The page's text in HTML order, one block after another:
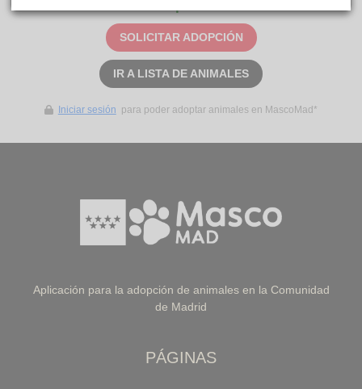
SOLICITAR ADOPCIÓN
IR A LISTA DE ANIMALES
Iniciar sesión para poder adoptar animales en MascoMad*
Aplicación para la adopción de animales en la Comunidad
de Madrid
PÁGINAS